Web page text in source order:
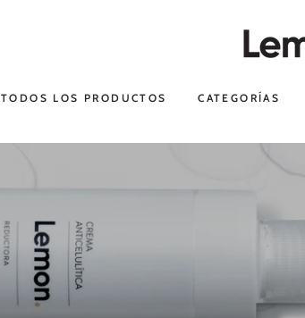
TODOS LOS PRODUCTOS CATEGORÍAS